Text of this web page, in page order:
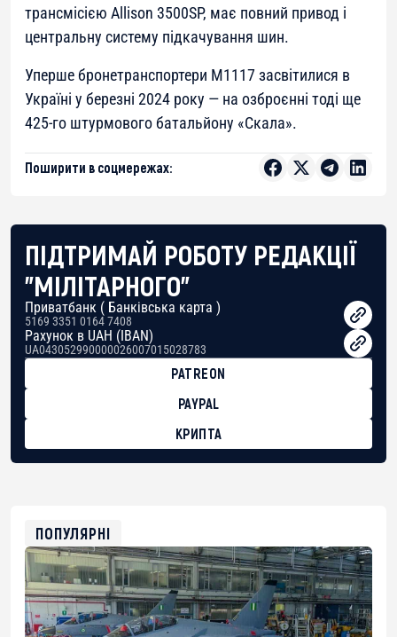
трансмісією Allison 3500SP, має повний привод і
центральну систему підкачування шин.
Уперше бронетранспортери M1117 засвітилися в
Україні у березні 2024 року — на озброєнні тоді ще
425-го штурмового батальйону «Скала».
Поширити в соцмережах:
ПІДТРИМАЙ РОБОТУ РЕДАКЦІЇ
"МІЛІТАРНОГО"
Приватбанк ( Банківська карта )
5169 3351 0164 7408
Рахунок в UAH (IBAN)
UA043052990000026007015028783
PATREON
PAYPAL
КРИПТА
0xfD02863D3289416fcF50975c9DFda13623f97758
ПОПУЛЯРНІ